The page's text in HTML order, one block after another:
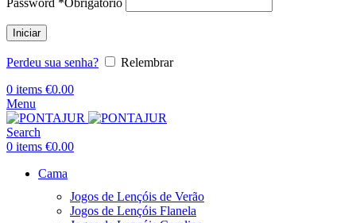
Iniciar
Perdeu sua senha?
Relembrar
0 items €0.00
Menu
Search
0 items €0.00
Cama
Jogos de Lençóis de Verão
Jogos de Lençóis Flanela